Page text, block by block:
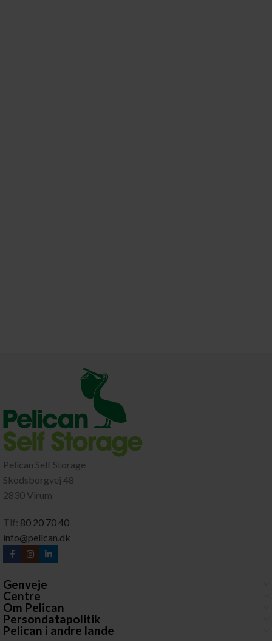
Pelican Self Storage
Skodsborgvej 48
2830 Virum
Tlf: 80 20 70 40
info@pelican.dk
Genveje
Centre
Om Pelican
Persondatapolitik
Pelican i andre lande